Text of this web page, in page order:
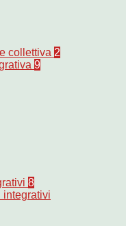
collettiva 2
9
8
integrativi